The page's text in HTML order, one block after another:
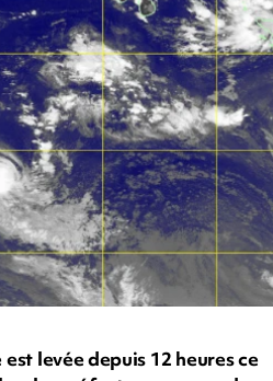
levée depuis 12 heures ce